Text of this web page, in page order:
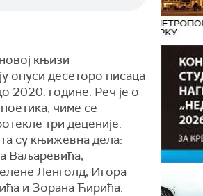
књизи
опуси десеторо писаца
2020. године. Реч је о
чиме се
три деценије.
су књижевна дела:
Ваљаревића,
Ленголд, Игора
и Зорана Ћирића.